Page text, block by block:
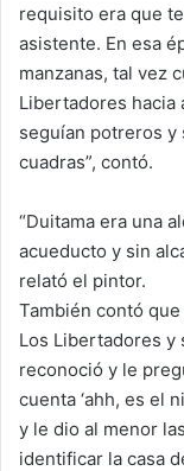
requisito era que
asistente. En esa
manzanas, tal vez
Libertadores hacia
seguían potreros y
cuadras”, contó.
“Duitama era una
acueducto y sin
relató el pintor.
También contó
Los Libertadores y
reconoció y le
cuenta ‘ahh, es el
y le dio al menor
identificar la casa